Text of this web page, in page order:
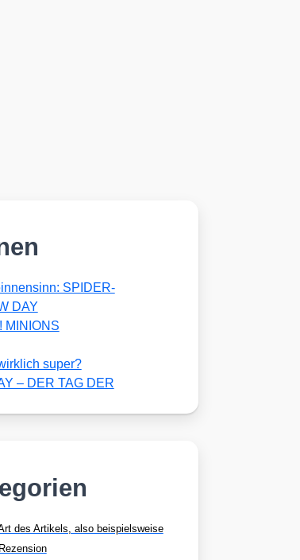
des Artikels, also beispielsweise